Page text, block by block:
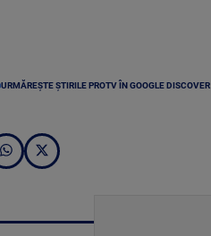
URMĂREȘTE ȘTIRILE PROTV ÎN GOOGLE DISCOVER